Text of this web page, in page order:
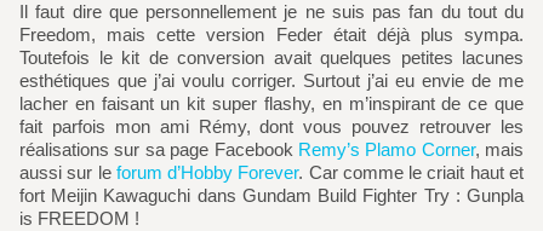
Il faut dire que personnellement je ne suis pas fan du tout du
Freedom, mais cette version Feder était déjà plus sympa.
Toutefois le kit de conversion avait quelques petites lacunes
esthétiques que j’ai voulu corriger. Surtout j’ai eu envie de me
lacher en faisant un kit super flashy, en m’inspirant de ce que
fait parfois mon ami Rémy, dont vous pouvez retrouver les
réalisations sur sa page Facebook Remy’s Plamo Corner, mais
aussi sur le forum d’Hobby Forever. Car comme le criait haut et
fort Meijin Kawaguchi dans Gundam Build Fighter Try : Gunpla
is FREEDOM !